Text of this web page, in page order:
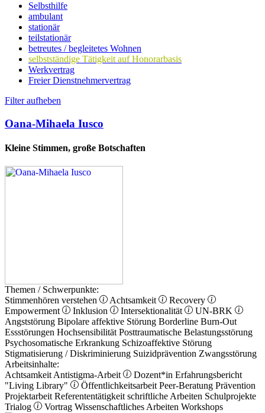
Selbsthilfe
ambulant
stationär
teilstationär
betreutes / begleitetes Wohnen
selbstständige Tätigkeit auf Honorarbasis
Werkvertrag
Freier Dienstnehmervertrag
Filter aufheben
Oana-Mihaela Iusco
Kleine Stimmen, große Botschaften
Themen / Schwerpunkte:
Stimmenhören verstehen
Achtsamkeit
Recovery
Empowerment
Inklusion Intersektionalität
UN-BRK
Angststörung Bipolare affektive Störung Borderline Burn-Out
Essstörungen Hochsensibilität Posttraumatische Belastungsstörung
Psychosomatische Erkrankung Schizoaffektive Störung
Stigmatisierung / Diskriminierung Suizidprävention Zwangsstörung
Arbeitsinhalte:
Achtsamkeit Antistigma-Arbeit Dozent*in Erfahrungsbericht
"Living Library"
Öffentlichkeitsarbeit Peer-Beratung Prävention
Projektarbeit Referententätigkeit schriftliche Arbeiten Schulprojekte
Trialog
Vortrag Wissenschaftliches Arbeiten Workshops